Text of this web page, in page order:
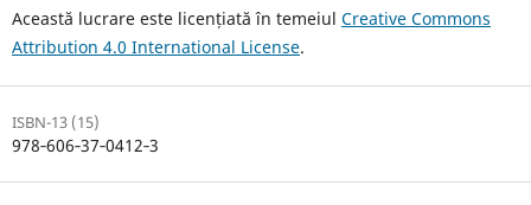
Această lucrare este licențiată în temeiul Creative Commons
Attribution 4.0 International License.
ISBN-13 (15)
978‐606‐37‐0412‐3